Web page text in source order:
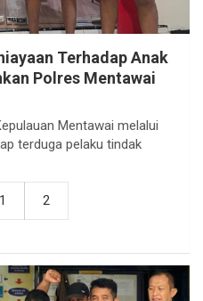
Terhadap Anak
Polres Mentawai
Mentawai melalui
terduga pelaku tindak
1 2